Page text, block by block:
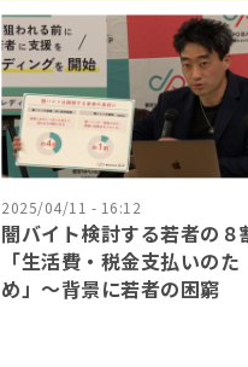
2025/04/11 - 16:12
闇バイト検討する若者の８
「生活費・税金支払いのた
め」〜背景に若者の困窮